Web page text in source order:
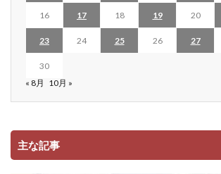
16 17 18 19 20
23 24 25 26 27
30
« 8月 10月 »
主な記事